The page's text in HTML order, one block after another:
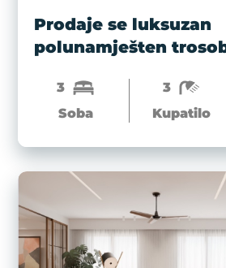
Prodaje se luksuzan
polunamješten
3
Soba
3
Kupatilo